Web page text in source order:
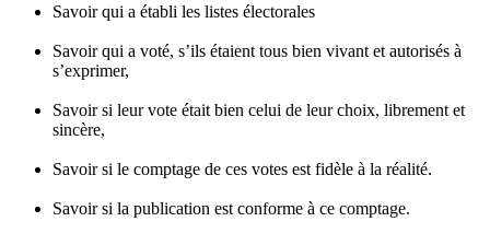
Savoir qui a établi les listes électorales
Savoir qui a voté, s’ils étaient tous bien vivant et autorisés à
s’exprimer,
Savoir si leur vote était bien celui de leur choix, librement et
sincère,
Savoir si le comptage de ces votes est fidèle à la réalité.
Savoir si la publication est conforme à ce comptage.